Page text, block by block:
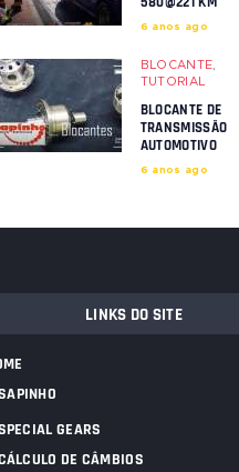
6 anos ago
BLOCANTE
TUTORIAL
BLOCANTE DE
TRANSMISSÃO
AUTOMOTIVO
6 anos ago
LINKS DO SITE
GEARS
DE CÂMBIOS